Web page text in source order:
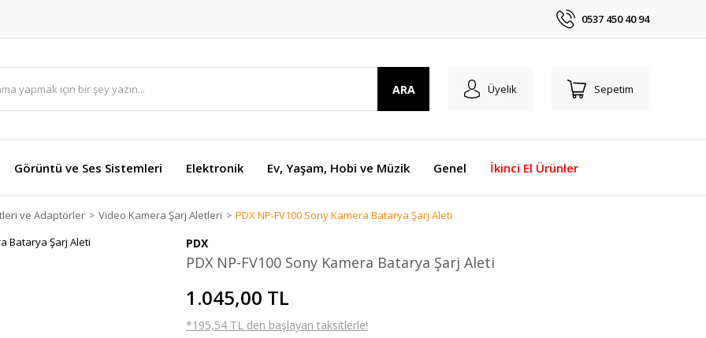
0537 450 40 94
ARA Üyelik Sepetim
Görüntü ve Ses Sistemleri Elektronik Ev, Yaşam, Hobi ve Müzik Genel İkinci El Ürünler
ve Adaptörler Video Kamera Şarj Aletleri PDX NP-FV100 Sony Kamera Batarya Şarj Aleti
PDX
PDX NP-FV100 Sony Kamera Batarya Şarj Aleti
1.045,00 TL
*195,54 TL den başlayan taksitlerle!